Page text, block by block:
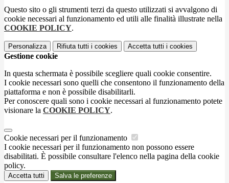
Questo sito o gli strumenti terzi da questo utilizzati si avvalgono di
cookie necessari al funzionamento ed utili alle finalità illustrate nella
COOKIE POLICY.
Personalizza Rifiuta tutti i cookies Accetta tutti i cookies
Gestione cookie
In questa schermata è possibile scegliere quali cookie consentire.
I cookie necessari sono quelli che consentono il funzionamento della
piattaforma e non è possibile disabilitarli.
Per conoscere quali sono i cookie necessari al funzionamento potete
visionare la COOKIE POLICY.
Cookie necessari per il funzionamento
I cookie necessari per il funzionamento non possono essere
disabilitati. È possibile consultare l'elenco nella pagina della cookie
policy.
Accetta tutti Salva le preferenze